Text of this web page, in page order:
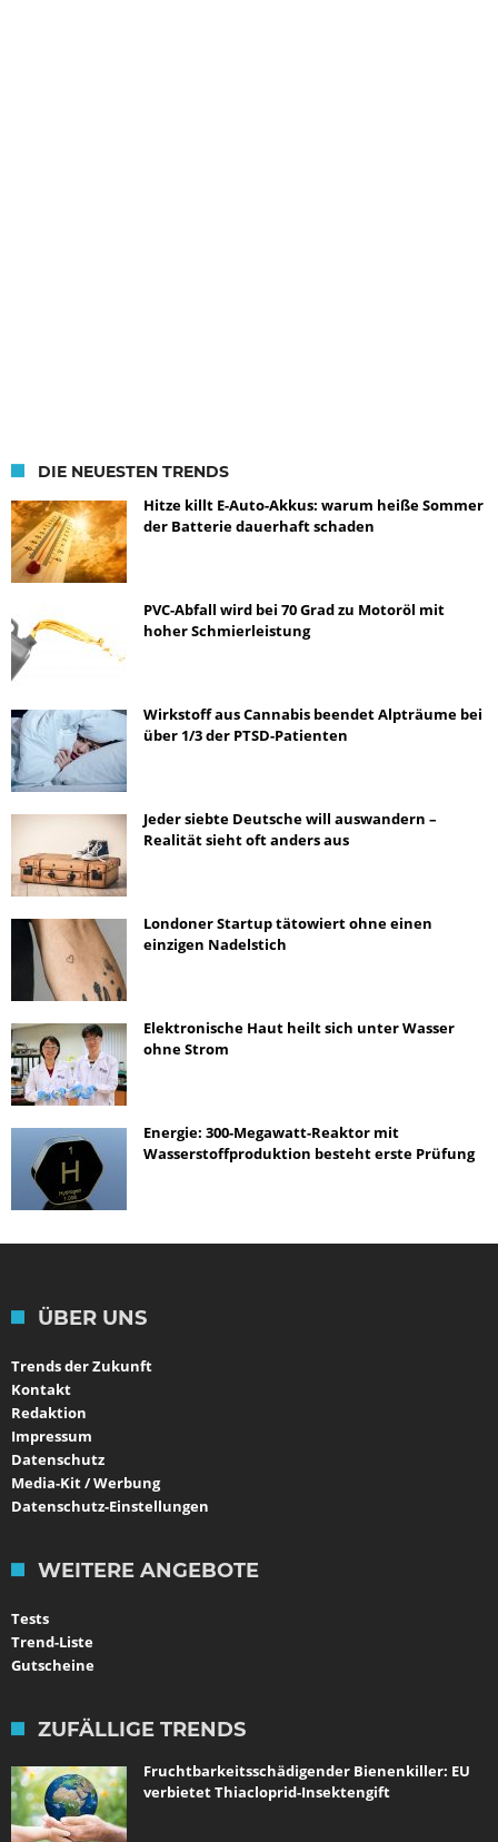
DIE NEUESTEN TRENDS
Hitze killt E-Auto-Akkus: warum heiße Sommer
der Batterie dauerhaft schaden
PVC-Abfall wird bei 70 Grad zu Motoröl mit
hoher Schmierleistung
Wirkstoff aus Cannabis beendet Alpträume bei
über 1/3 der PTSD-Patienten
Jeder siebte Deutsche will auswandern –
Realität sieht oft anders aus
Londoner Startup tätowiert ohne einen
einzigen Nadelstich
Elektronische Haut heilt sich unter Wasser
ohne Strom
Energie: 300-Megawatt-Reaktor mit
Wasserstoffproduktion besteht erste Prüfung
ÜBER UNS
Trends der Zukunft
Kontakt
Redaktion
Impressum
Datenschutz
Media-Kit / Werbung
Datenschutz-Einstellungen
WEITERE ANGEBOTE
Tests
Trend-Liste
Gutscheine
ZUFÄLLIGE TRENDS
Fruchtbarkeitsschädigender Bienenkiller: EU
verbietet Thiacloprid-Insektengift